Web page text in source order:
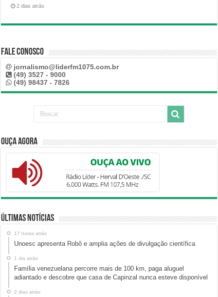
2 dias atrás
Fale Conosco
jornalismo@liderfm1075.com.br
(49) 3527 - 9000
(49) 98437 - 7826
Ouça Agora
Últimas Notícias
17 horas atrás
Unoesc apresenta Robô e amplia ações de divulgação científica
1 dia atrás
Família venezuelana percorre mais de 100 km, paga aluguel
adiantado e descobre que casa de Capinzal nunca esteve disponível
2 dias atrás